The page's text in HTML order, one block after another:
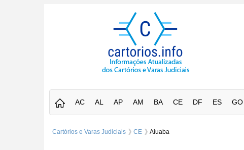
AC AL AP AM BA CE DF ES GO
Cartórios e Varas Judiciais CE Aiuaba